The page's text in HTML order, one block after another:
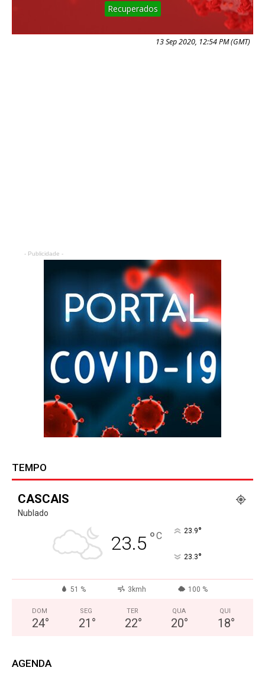
Recuperados
13 Sep 2020, 12:54 PM (GMT)
- Publicidade -
TEMPO
CASCAIS
Nublado
23.5 °C 23.9°
23.3°
51 % 3kmh 100 %
DOM
24°
SEG
21 °
TER
22°
QUA
20°
QUI
18°
AGENDA